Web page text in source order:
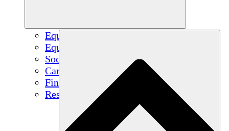
Equipo
Equipo
Socios
Carreras
Finanzas
Resources